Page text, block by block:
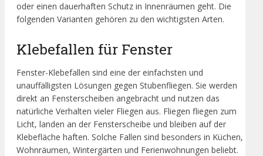
oder einen dauerhaften Schutz in Innenräumen geht. Die
folgenden Varianten gehören zu den wichtigsten Arten.
Klebefallen für Fenster
Fenster-Klebefallen sind eine der einfachsten und
unauffälligsten Lösungen gegen Stubenfliegen. Sie werden
direkt an Fensterscheiben angebracht und nutzen das
natürliche Verhalten vieler Fliegen aus. Fliegen fliegen zum
Licht, landen an der Fensterscheibe und bleiben auf der
Klebefläche haften. Solche Fallen sind besonders in Küchen,
Wohnräumen, Wintergärten und Ferienwohnungen beliebt.